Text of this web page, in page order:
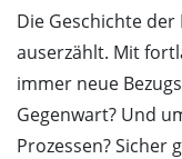
Die Geschichte
auserzählt. Mit
immer neue
Gegenwart? Und
Prozessen? Sicher